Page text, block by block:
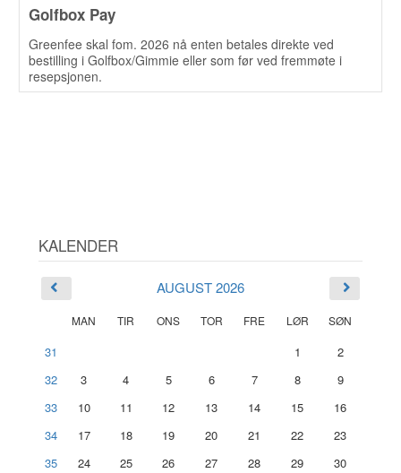
Golfbox Pay
Greenfee skal fom. 2026 nå enten betales direkte ved
bestilling i Golfbox/Gimmie eller som før ved fremmøte i
resepsjonen.
KALENDER
AUGUST 2026
MAN TIR ONS TOR FRE LØR SØN
31 1
2
32
3 4 5 6 7 8
9
33
10 11 12 13 14 15
16
34
17 18 19 20 21 22
23
35
24 25 26 27 28 29
30